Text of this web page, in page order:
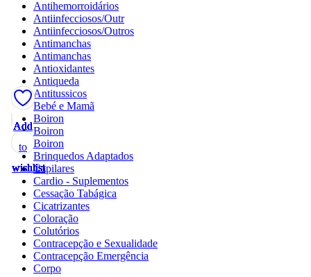
Add
to
wishlist
Add
to
wishlist
Add
to
wishlist
Add
to
wishlist
Add
to
wishlist
Add
to
wishlist
Add
to
wishlist
Add
to
wishlist
Add
to
wishlist
Add
to
wishlist
Add
to
wishlist
Add
to
wishlist
Add
to
wishlist
Antihemorroidários
Antiinfecciosos/Outr
Antiinfecciosos/Outros
Antimanchas
Antimanchas
Antioxidantes
Antiqueda
Antitussicos
Bebé e Mamã
Boiron
Boiron
Boiron
Brinquedos Adaptados
Capilares
Cardio - Suplementos
Cessação Tabágica
Cicatrizantes
Coloração
Colutórios
Contracepção e Sexualidade
Contracepção Emergência
Corpo